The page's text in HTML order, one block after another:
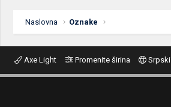
Naslovna Oznake
Axe Light Promenite širina Srpski